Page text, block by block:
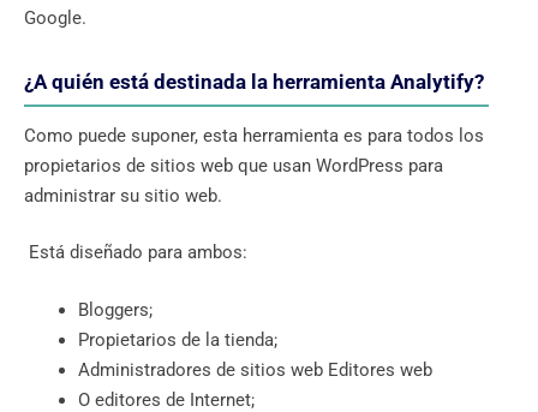
Google.
¿A quién está destinada la herramienta Analytify?
Como puede suponer, esta herramienta es para todos los
propietarios de sitios web que usan WordPress para
administrar su sitio web.
Está diseñado para ambos:
Bloggers;
Propietarios de la tienda;
Administradores de sitios web Editores web
O editores de Internet;